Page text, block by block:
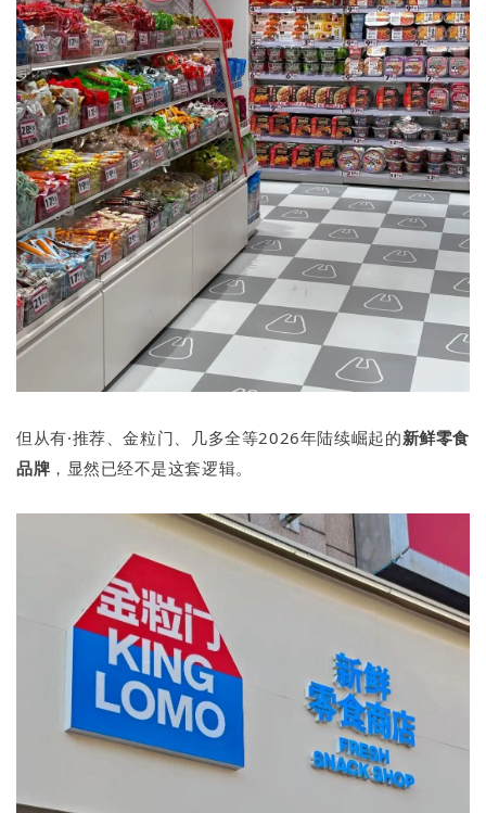
但从有·推荐、金粒门、几多全等2026年陆续崛起的新鲜零食
品牌 ，显然已经不是这套逻辑。